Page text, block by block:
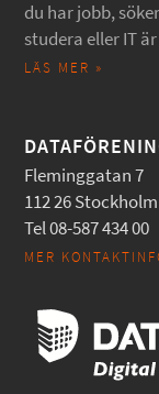
du har jobb,
studera eller IT
LÄS MER »
Fleminggatan 7
112 26 Stockholm
Tel 08-587 434 00
MER